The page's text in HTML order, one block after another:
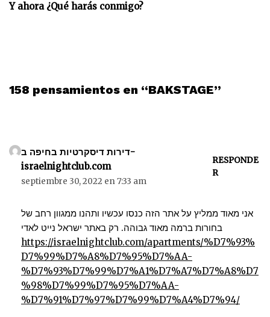
Y ahora ¿Qué harás conmigo?
158 pensamientos en “BAKSTAGE”
דירות דיסקרטיות בחיפה ב-
israelnightclub.com
septiembre 30, 2022 en 7:33 am
RESPONDE
R
אני מאוד ממליץ על אתר הזה כנסו עכשיו ותהנו ממגוון רחב של
בחורות ברמה מאוד גבוהה. רק באתר ישראל נייט לאדי
https://israelnightclub.com/apartments/%D7%93%
D7%99%D7%A8%D7%95%D7%AA-
%D7%93%D7%99%D7%A1%D7%A7%D7%A8%D7
%98%D7%99%D7%95%D7%AA-
%D7%91%D7%97%D7%99%D7%A4%D7%94/